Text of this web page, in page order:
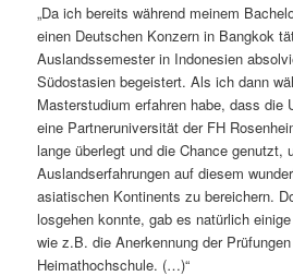
„Da ich bereits während meinem
einen Deutschen Konzern in Bangkok
Auslandssemester in Indonesien
Südostasien begeistert. Als ich dann
Masterstudium erfahren habe, dass die
eine Partneruniversität der FH
lange überlegt und die Chance genutzt,
Auslandserfahrungen auf diesem
asiatischen Kontinents zu bereichern.
losgehen konnte, gab es natürlich
wie z.B. die Anerkennung der
Heimathochschule. (…)“